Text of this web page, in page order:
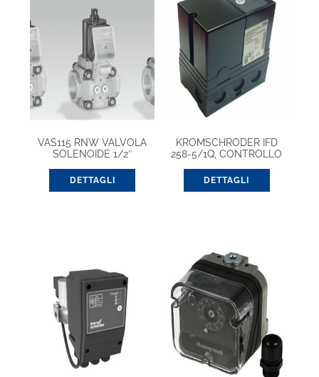
VAS115 RNW VALVOLA
SOLENOIDE 1/2″
DETTAGLI
KROMSCHRODER IFD
258-5/1Q, CONTROLLO
DETTAGLI